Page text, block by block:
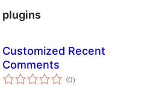
plugins
Customized Recent
Comments
(0টা
মুঠ)